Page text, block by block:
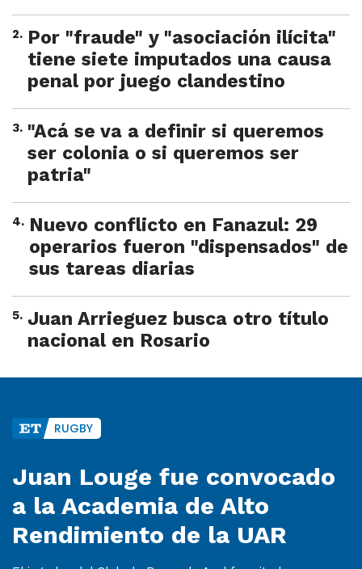
2. Por "fraude" y "asociación ilícita"
tiene siete imputados una causa
penal por juego clandestino
3. "Acá se va a definir si queremos
ser colonia o si queremos ser
patria"
4. Nuevo conflicto en Fanazul: 29
operarios fueron "dispensados" de
sus tareas diarias
5. Juan Arrieguez busca otro título
nacional en Rosario
RUGBY
Juan Louge fue convocado
a la Academia de Alto
Rendimiento de la UAR